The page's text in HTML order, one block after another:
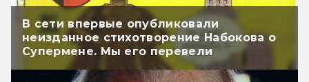
В сети впервые опубликовали
неизданное стихотворение Набокова о
Супермене. Мы его перевели